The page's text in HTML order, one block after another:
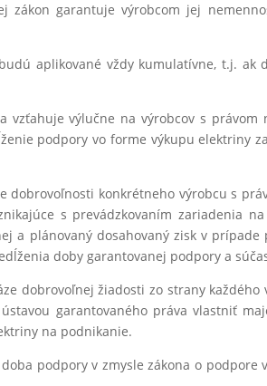
zákon garantuje výrobcom jej
aplikované vždy kumulatívne, t.j.
vzťahuje výlučne na výrobcov s
podpory vo forme výkupu elektriny
dobrovoľnosti konkrétneho výrobcu s
s prevádzkovaním zariadenia
a plánovaný dosahovaný zisk v
doby garantovanej podpory a
dobrovoľnej žiadosti zo strany
garantovaného práva vlastniť
na podnikanie.
podpory v zmysle zákona o